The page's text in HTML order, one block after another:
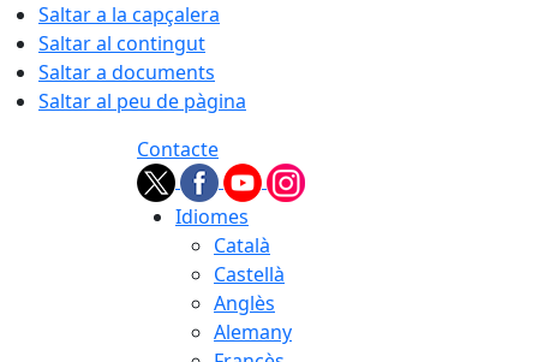
Saltar a la capçalera
Saltar al contingut
Saltar a documents
Saltar al peu de pàgina
Contacte
Idiomes
Català
Castellà
Anglès
Alemany